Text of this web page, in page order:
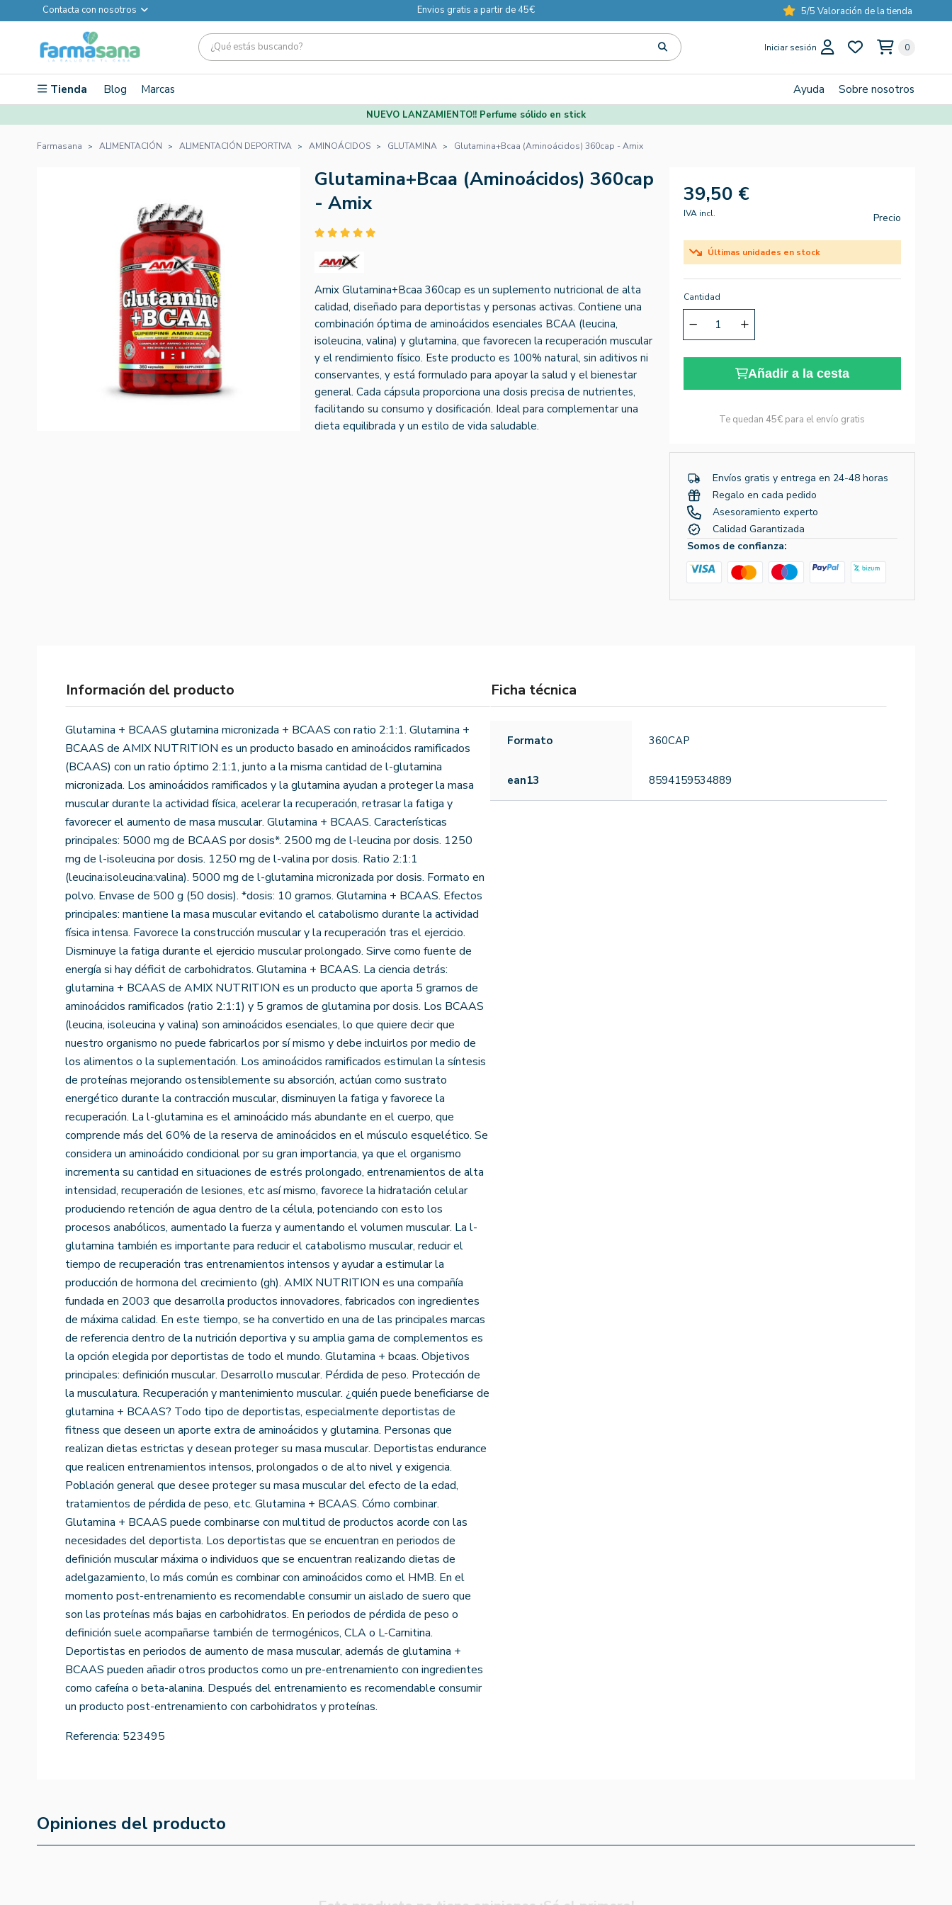
Contacta con nosotros Envios gratis a partir de 45€ 5/5 Valoración de la tienda
Iniciar sesión 0
Tienda Blog Marcas Ayuda Sobre nosotros
NUEVO LANZAMIENTO!! Perfume sólido en stick
Farmasana ALIMENTACIÓN ALIMENTACIÓN DEPORTIVA AMINOÁCIDOS GLUTAMINA Glutamina+Bcaa (Aminoácidos) 360cap - Amix
Glutamina+Bcaa (Aminoácidos) 360cap
- Amix
Amix Glutamina+Bcaa 360cap es un suplemento nutricional de alta
calidad, diseñado para deportistas y personas activas. Contiene una
combinación óptima de aminoácidos esenciales BCAA (leucina,
isoleucina, valina) y glutamina, que favorecen la recuperación muscular
y el rendimiento físico. Este producto es 100% natural, sin aditivos ni
conservantes, y está formulado para apoyar la salud y el bienestar
general. Cada cápsula proporciona una dosis precisa de nutrientes,
facilitando su consumo y dosificación. Ideal para complementar una
dieta equilibrada y un estilo de vida saludable.
39,50 €
IVA incl. Precio
Últimas unidades en stock
Cantidad
Añadir a la cesta
Te quedan 45€ para el envío gratis
Envíos gratis y entrega en 24-48 horas
Regalo en cada pedido
Asesoramiento experto
Calidad Garantizada
Somos de confianza:
Información del producto
Glutamina + BCAAS glutamina micronizada + BCAAS con ratio 2:1:1. Glutamina +
BCAAS de AMIX NUTRITION es un producto basado en aminoácidos ramificados
(BCAAS) con un ratio óptimo 2:1:1, junto a la misma cantidad de l-glutamina
micronizada. Los aminoácidos ramificados y la glutamina ayudan a proteger la masa
muscular durante la actividad física, acelerar la recuperación, retrasar la fatiga y
favorecer el aumento de masa muscular. Glutamina + BCAAS. Características
principales: 5000 mg de BCAAS por dosis*. 2500 mg de l-leucina por dosis. 1250
mg de l-isoleucina por dosis. 1250 mg de l-valina por dosis. Ratio 2:1:1
(leucina:isoleucina:valina). 5000 mg de l-glutamina micronizada por dosis. Formato en
polvo. Envase de 500 g (50 dosis). *dosis: 10 gramos. Glutamina + BCAAS. Efectos
principales: mantiene la masa muscular evitando el catabolismo durante la actividad
física intensa. Favorece la construcción muscular y la recuperación tras el ejercicio.
Disminuye la fatiga durante el ejercicio muscular prolongado. Sirve como fuente de
energía si hay déficit de carbohidratos. Glutamina + BCAAS. La ciencia detrás:
glutamina + BCAAS de AMIX NUTRITION es un producto que aporta 5 gramos de
aminoácidos ramificados (ratio 2:1:1) y 5 gramos de glutamina por dosis. Los BCAAS
(leucina, isoleucina y valina) son aminoácidos esenciales, lo que quiere decir que
nuestro organismo no puede fabricarlos por sí mismo y debe incluirlos por medio de
los alimentos o la suplementación. Los aminoácidos ramificados estimulan la síntesis
de proteínas mejorando ostensiblemente su absorción, actúan como sustrato
energético durante la contracción muscular, disminuyen la fatiga y favorece la
recuperación. La l-glutamina es el aminoácido más abundante en el cuerpo, que
comprende más del 60% de la reserva de aminoácidos en el músculo esquelético. Se
considera un aminoácido condicional por su gran importancia, ya que el organismo
incrementa su cantidad en situaciones de estrés prolongado, entrenamientos de alta
intensidad, recuperación de lesiones, etc así mismo, favorece la hidratación celular
produciendo retención de agua dentro de la célula, potenciando con esto los
procesos anabólicos, aumentado la fuerza y aumentando el volumen muscular. La l-
glutamina también es importante para reducir el catabolismo muscular, reducir el
tiempo de recuperación tras entrenamientos intensos y ayudar a estimular la
producción de hormona del crecimiento (gh). AMIX NUTRITION es una compañía
fundada en 2003 que desarrolla productos innovadores, fabricados con ingredientes
de máxima calidad. En este tiempo, se ha convertido en una de las principales marcas
de referencia dentro de la nutrición deportiva y su amplia gama de complementos es
la opción elegida por deportistas de todo el mundo. Glutamina + bcaas. Objetivos
principales: definición muscular. Desarrollo muscular. Pérdida de peso. Protección de
la musculatura. Recuperación y mantenimiento muscular. ¿quién puede beneficiarse de
glutamina + BCAAS? Todo tipo de deportistas, especialmente deportistas de
fitness que deseen un aporte extra de aminoácidos y glutamina. Personas que
realizan dietas estrictas y desean proteger su masa muscular. Deportistas endurance
que realicen entrenamientos intensos, prolongados o de alto nivel y exigencia.
Población general que desee proteger su masa muscular del efecto de la edad,
tratamientos de pérdida de peso, etc. Glutamina + BCAAS. Cómo combinar.
Glutamina + BCAAS puede combinarse con multitud de productos acorde con las
necesidades del deportista. Los deportistas que se encuentran en periodos de
definición muscular máxima o individuos que se encuentran realizando dietas de
adelgazamiento, lo más común es combinar con aminoácidos como el HMB. En el
momento post-entrenamiento es recomendable consumir un aislado de suero que
son las proteínas más bajas en carbohidratos. En periodos de pérdida de peso o
definición suele acompañarse también de termogénicos, CLA o L-Carnitina.
Deportistas en periodos de aumento de masa muscular, además de glutamina +
BCAAS pueden añadir otros productos como un pre-entrenamiento con ingredientes
como cafeína o beta-alanina. Después del entrenamiento es recomendable consumir
un producto post-entrenamiento con carbohidratos y proteínas.
Referencia: 523495
Ficha técnica
Formato 360CAP
ean13 8594159534889
Opiniones del producto